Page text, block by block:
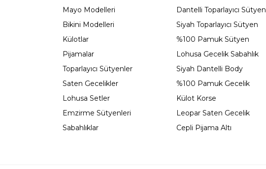
Mayo Modelleri
Bikini Modelleri
Külotlar
Pijamalar
Toparlayıcı Sütyenler
Saten Gecelikler
Lohusa Setler
Emzirme Sütyenleri
Sabahlıklar
Dantelli Toparlayıcı Sütyen
Siyah Toparlayıcı Sütyen
%100 Pamuk Sütyen
Lohusa Gecelik Sabahlık
Siyah Dantelli Body
%100 Pamuk Gecelik
Külot Korse
Leopar Saten Gecelik
Cepli Pijama Altı